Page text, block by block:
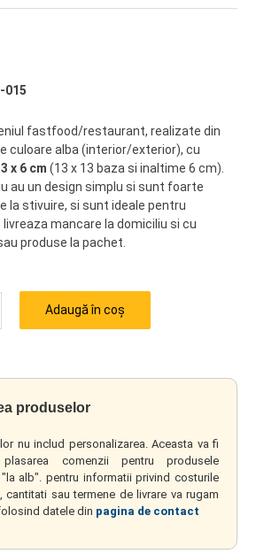
015
fastfood/restaurant, realizate din
culoare alba (interior/exterior), cu
x 6 cm (13 x 13 baza si inaltime 6 cm).
au un design simplu si sunt foarte
la stivuire, si sunt ideale pentru
mancare la domiciliu si cu
produse la pachet.
Adaugă în coș
produselor
nu includ personalizarea. Aceasta va fi
comenzii pentru produsele
alb". pentru informatii privind costurile
cantitati sau termene de livrare va rugam
datele din pagina de contact